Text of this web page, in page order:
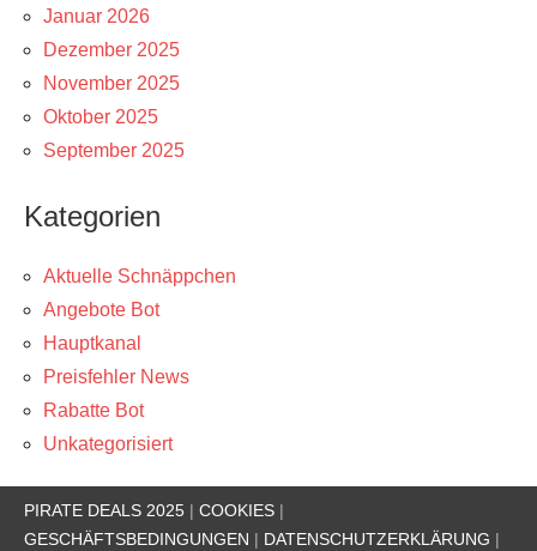
Januar 2026
Dezember 2025
November 2025
Oktober 2025
September 2025
Kategorien
Aktuelle Schnäppchen
Angebote Bot
Hauptkanal
Preisfehler News
Rabatte Bot
Unkategorisiert
PIRATE DEALS 2025 | COOKIES |
GESCHÄFTSBEDINGUNGEN | DATENSCHUTZERKLÄRUNG |